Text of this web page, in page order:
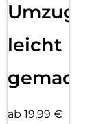
Umzug
leicht
gemacht!
ab 19,99 €